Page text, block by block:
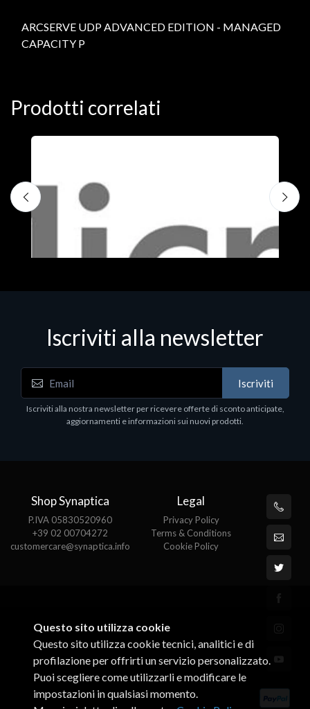
ARCSERVE UDP ADVANCED EDITION - MANAGED
CAPACITY P
Prodotti correlati
Software - Office Productivity
MS OFFICE H&S 2021 ESD
Iscriviti alla newsletter
Iscriviti
Iscriviti alla nostra newsletter per ricevere offerte di sconto anticipate,
aggiornamenti e informazioni sui nuovi prodotti.
Shop Synaptica
P.IVA 05830520960
+39 02 00704272
customercare@synaptica.info
Legal
Privacy Policy
Terms & Conditions
Cookie Policy
Questo sito utilizza cookie
Questo sito utilizza cookie tecnici, analitici e di
profilazione per offrirti un servizio personalizzato.
Puoi scegliere come utilizzarli e modificare le
impostazioni in qualsiasi momento.